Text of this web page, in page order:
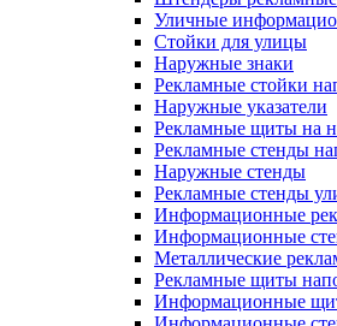
Уличные
Стойки для улицы
Наружные знаки
Рекламные стойки
Наружные указатели
Рекламные щиты на
Рекламные стенды
Наружные стенды
Рекламные стенды
Информационные
Информационные
Металлические
Рекламные щиты
Информационные